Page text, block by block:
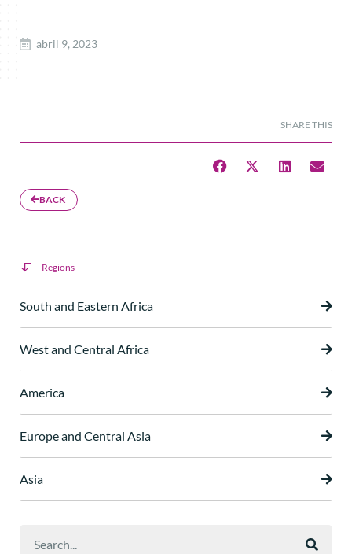
abril 9, 2023
SHARE THIS
BACK
Regions
South and Eastern Africa
West and Central Africa
America
Europe and Central Asia
Asia